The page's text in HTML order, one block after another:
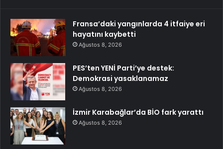
Fransa’daki yangınlarda 4 itfaiye eri
hayatını kaybetti
Ağustos 8, 2026
PES’ten YENİ Parti’ye destek:
Demokrasi yasaklanamaz
Ağustos 8, 2026
İzmir Karabağlar’da BİO fark yarattı
Ağustos 8, 2026